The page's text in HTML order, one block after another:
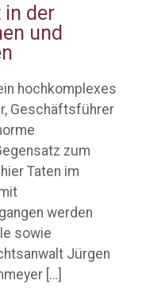
der
und
hochkomplexes
Geschäftsführer
zum
Taten im
werden
sowie
Jürgen
[…]